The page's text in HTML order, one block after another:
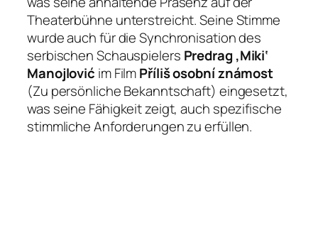
Theaterbühne unterstreicht. Seine Stimme
wurde auch für die Synchronisation des
serbischen Schauspielers Predrag ‚Miki‘
Manojlović im FilmPříliš osobní známost
(Zu persönliche Bekanntschaft) eingesetzt,
was seine Fähigkeit zeigt, auch spezifische
stimmliche Anforderungen zu erfüllen.